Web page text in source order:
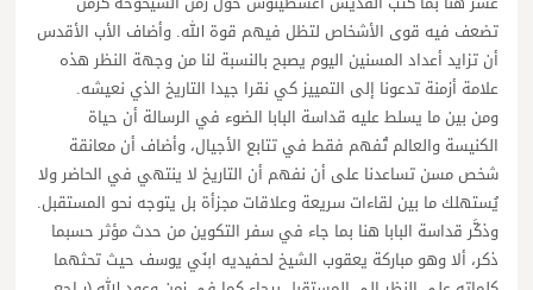
تضعف فيه قوى الأشخاص لتظل فيهم قوة الله. وأضاف الأب الأقدس
أن تزايد أعداد المسنين اليوم يصبح بالنسبة لنا من وجهة النظر هذه
علامة أزمنة تدعونا إلى التمييز كي نقرا جيدا التاريخ الذي نعيشه.
ومن بين ما يسلط عليه قداسة البابا الضوء في الرسالة أن حياة
الكنيسة والعالم تُفهم فقط في تتابع الأجيال، وأضاف أن معانقة
شخص مسن تساعدنا على أن نفهم أن التاريخ لا ينتهي في الحاضر ولا
يُستهلك ما بين لقاءات سريعة وعلاقات مجزأة بل يتوجه نحو المستقبل.
وذكَّر قداسة البابا هنا بما جاء في سفر التكوين من حدث مؤثر حسبما
ذكر، ألا وهو مباركة يعقوب الشيخ لحفيديه ابنَي يوسف حيث تحثهما